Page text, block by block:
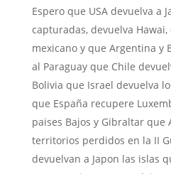
Espero que USA devuelva a
capturadas, devuelva
mexicano y que Argentina y
al Paraguay que Chile
Bolivia que Israel devuelva
que España recupere
paises Bajos y Gibraltar que
territorios perdidos en la II
devuelvan a Japon las islas